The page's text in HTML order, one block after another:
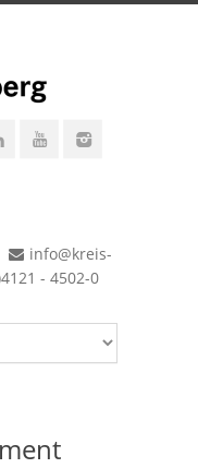
info@kreis-
- 4502-0